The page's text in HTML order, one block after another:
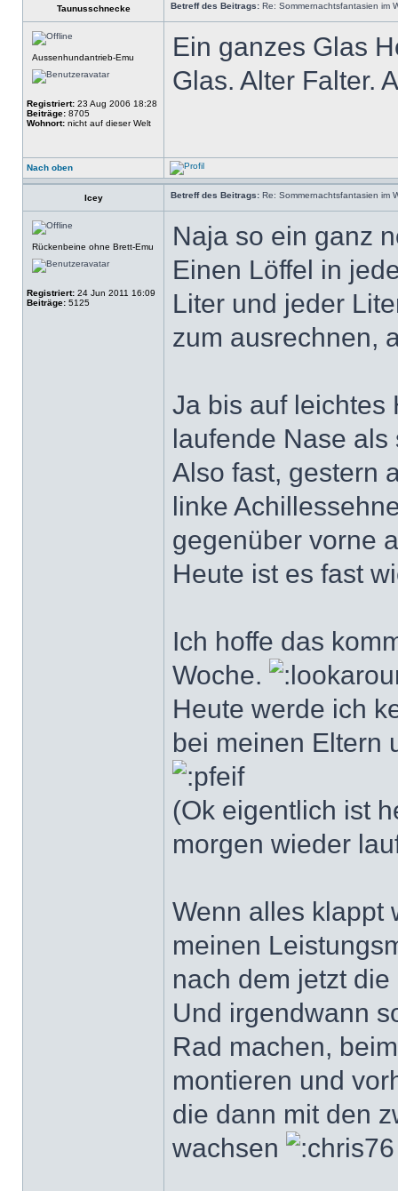
Taunusschnecke Betreff des Beitrags: Re: Sommernachtsfantasien im
Aussenhundantrieb-Emu
Registriert: 23 Aug 2006 18:28
Beiträge: 8705
Wohnort: nicht auf dieser Welt
Ein ganzes Glas
Glas. Alter Falter.
Nach oben
Icey Betreff des Beitrags: Re: Sommernachtsfantasien im
Rückenbeine ohne Brett-Emu
Registriert: 24 Jun 2011 16:09
Beiträge: 5125
Naja so ein ganz
Einen Löffel in
Liter und jeder
zum ausrechnen,
Ja bis auf leichtes
laufende Nase
Also fast, gestern
linke
gegenüber vorne
Heute ist es fast
Ich hoffe das
Woche.
Heute werde ich
bei meinen Eltern
(Ok eigentlich ist
morgen wieder
Wenn alles klappt
meinen
nach dem jetzt
Und irgendwann
Rad machen,
montieren und
die dann mit den
wachsen